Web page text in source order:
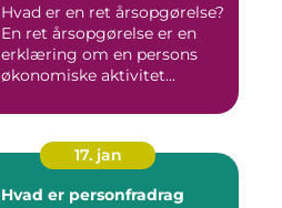
Hvad er en ret årsopgørelse?
En ret årsopgørelse er en
erklæring om en persons
økonomiske aktivitet...
17. jan
Hvad er personfradrag